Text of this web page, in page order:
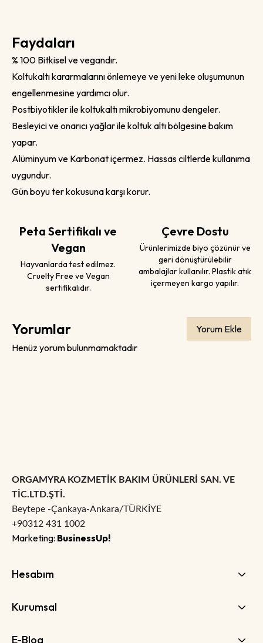
Faydaları
% 100 Bitkisel ve vegandır.
Koltukaltı kararmalarını önlemeye ve yeni leke oluşumunun
engellenmesine yardımcı olur.
Postbiyotikler ile koltukaltı mikrobiyomunu dengeler.
Besleyici ve onarıcı yağlar ile koltuk altı bölgesine bakım
yapar.
Alüminyum ve Karbonat içermez. Hassas ciltlerde kullanıma
uygundur.
Gün boyu ter kokusuna karşı korur.
Peta Sertifikalı ve
Vegan
Hayvanlarda test edilmez.
Cruelty Free ve Vegan
sertifikalıdır.
Çevre Dostu
Ürünlerimizde biyo çözünür ve
geri dönüştürülebilir
ambalajlar kullanılır. Plastik atık
içermeyen kargo yapılır.
Yorumlar
Yorum Ekle
Henüz yorum bulunmamaktadır
ORGAMYRA KOZMETİK BAKIM ÜRÜNLERİ SAN. VE
TİC.LTD.ŞTİ.
Beytepe -Çankaya-Ankara/TÜRKİYE
+90312 431 1002
Marketing: BusinessUp!
Hesabım
Kurumsal
E-Blog